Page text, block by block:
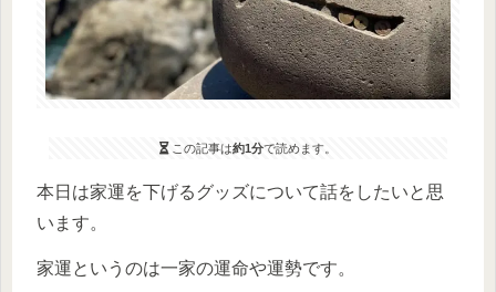
この記事は約1分で読めます。
本日は家運を下げるグッズについて話をしたいと思
います。
家運というのは一家の運命や運勢です。